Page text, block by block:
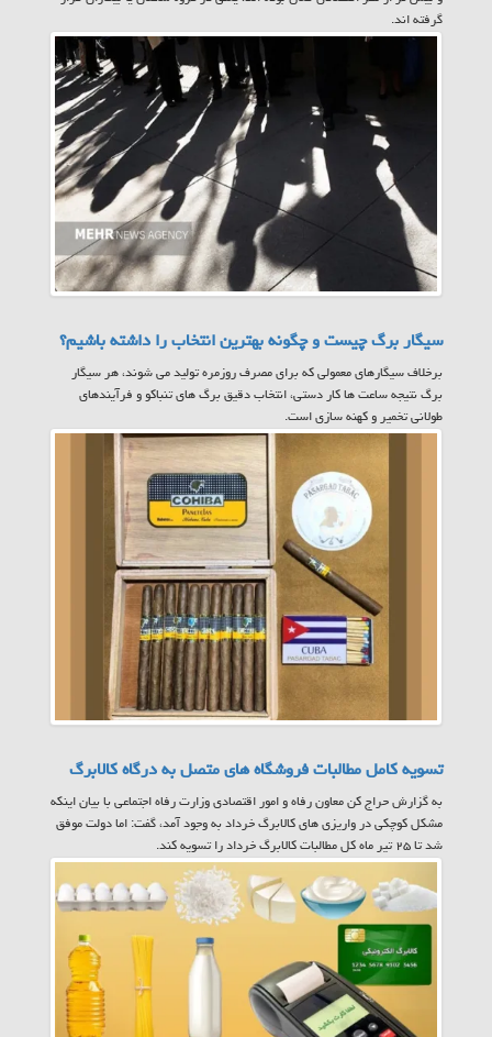
گرفته اند.
سیگار برگ چیست و چگونه بهترین انتخاب را داشته باشیم؟
برخلاف سیگارهای معمولی که برای مصرف روزمره تولید می شوند، هر سیگار
برگ نتیجه ساعت ها کار دستی، انتخاب دقیق برگ های تنباکو و فرآیندهای
طولانی تخمیر و کهنه سازی است.
تسویه کامل مطالبات فروشگاه های متصل به درگاه کالابرگ
به گزارش حراج کن معاون رفاه و امور اقتصادی وزارت رفاه اجتماعی با بیان اینکه
مشکل کوچکی در واریزی های کالابرگ خرداد به وجود آمد، گفت: اما دولت موفق
شد تا ۲۵ تیر ماه کل مطالبات کالابرگ خرداد را تسویه کند.